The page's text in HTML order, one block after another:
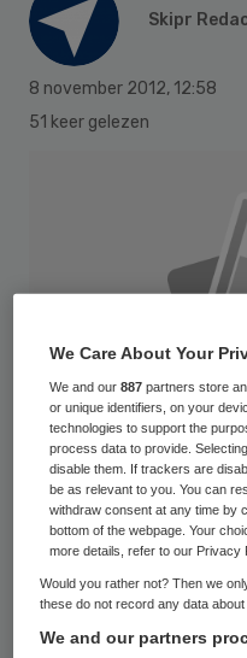
Skipr
8 november 2012, 12:58
51 keer gelezen
De GGD Zuid-
bijdrage van 3,4
acht gemeenten
We Care About Your
We and our887 partners store
or unique identifiers, on your
technologies to support the
process data to provide.
disable them. If trackers are
be as relevant to you. You can
withdraw consent at any time by
bottom of the webpage. Your
more details, refer to our Privacy
Would you rather not? Then we
these do not record any data
We and our partners